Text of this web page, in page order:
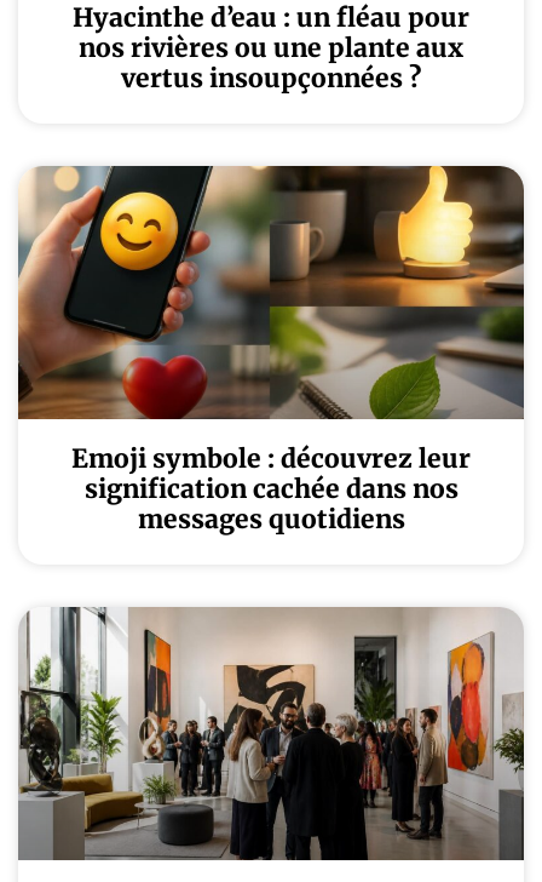
Hyacinthe d’eau : un fléau pour
nos rivières ou une plante aux
vertus insoupçonnées ?
Emoji symbole : découvrez leur
signification cachée dans nos
messages quotidiens